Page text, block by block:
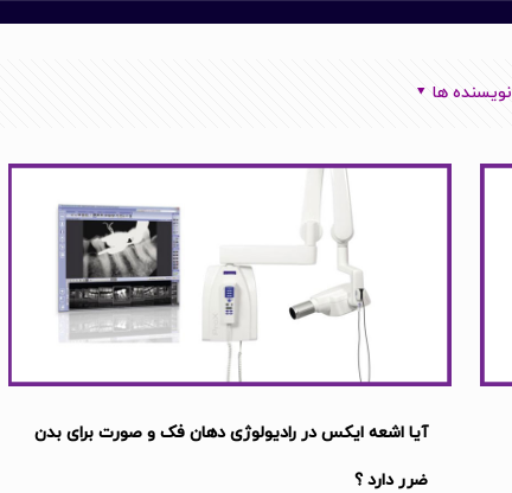
نویسنده ها
آیا اشعه ایکس در رادیولوژی دهان فک و صورت برای بدن
ضرر دارد ؟